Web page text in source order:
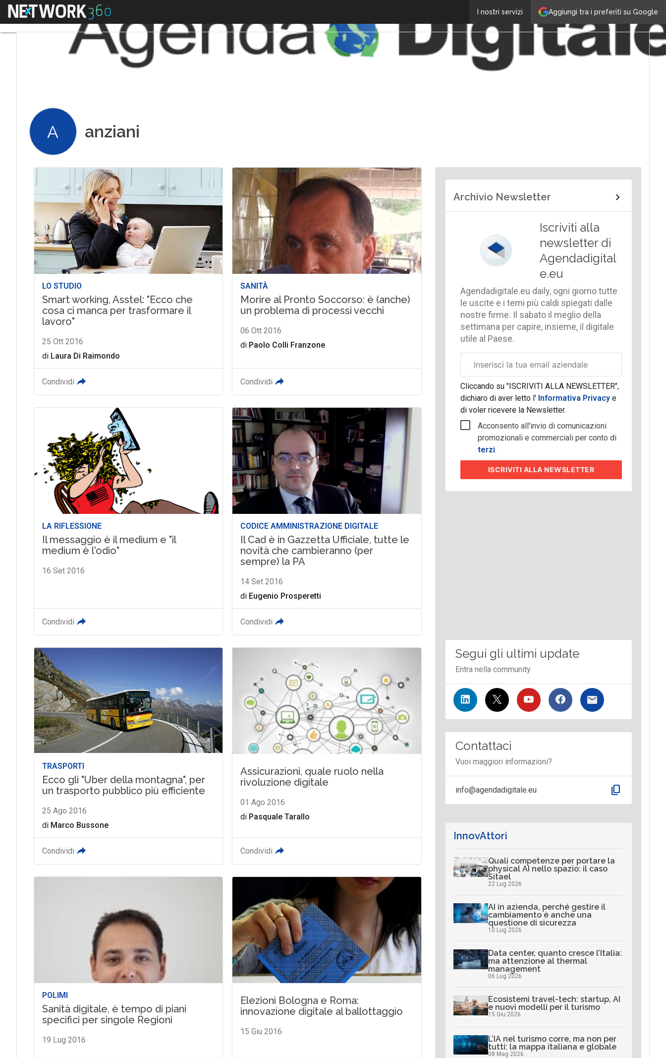
Aggiungi tra i preferiti su Google
I nostri servizi
Menu
A anziani
LO STUDIO
Smart working, Asstel: "Ecco che
cosa ci manca per trasformare il
lavoro"
25 Ott 2016
di Laura Di Raimondo
Condividi
SANITÀ
Morire al Pronto Soccorso: è (anche)
un problema di processi vecchi
06 Ott 2016
di Paolo Colli Franzone
Condividi
LA RIFLESSIONE
Il messaggio è il medium e "il
medium è l'odio"
16 Set 2016
Condividi
CODICE AMMINISTRAZIONE DIGITALE
Il Cad è in Gazzetta Ufficiale, tutte le
novità che cambieranno (per
sempre) la PA
14 Set 2016
di Eugenio Prosperetti
Condividi
TRASPORTI
Ecco gli "Uber della montagna", per
un trasporto pubblico più efficiente
25 Ago 2016
di Marco Bussone
Condividi
Assicurazioni, quale ruolo nella
rivoluzione digitale
01 Ago 2016
di Pasquale Tarallo
Condividi
POLIMI
Sanità digitale, è tempo di piani
specifici per singole Regioni
19 Lug 2016
Elezioni Bologna e Roma:
innovazione digitale al ballottaggio
15 Giu 2016
Archivio Newsletter
Iscriviti alla
newsletter di
Agendadigital
e.eu
Agendadigitale.eu daily, ogni giorno tutte
le uscite e i temi più caldi spiegati dalle
nostre firme. Il sabato il meglio della
settimana per capire, insieme, il digitale
utile al Paese.
aziendale
Cliccando su "ISCRIVITI ALLA NEWSLETTER",
dichiaro di aver letto l'Informativa Privacy e
di voler ricevere la Newsletter.
Acconsento all'invio di comunicazioni
promozionali e commerciali per conto di
terzi.
ISCRIVITI ALLA NEWSLETTER
Segui gli ultimi update
Entra nella community
Contattaci
Vuoi maggiori informazioni?
info@agendadigitale.eu content_copy
InnovAttori
Quali competenze per portare la
physical AI nello spazio: il caso
Sitael
22 Lug 2026
AI in azienda, perché gestire il
cambiamento è anche una
questione di sicurezza
10 Lug 2026
Data center, quanto cresce l’Italia:
ma attenzione al thermal
management
06 Lug 2026
Ecosistemi travel-tech: startup, AI
e nuovi modelli per il turismo
15 Giu 2026
L’IA nel turismo corre, ma non per
tutti: la mappa italiana e globale
08 Mag 2026